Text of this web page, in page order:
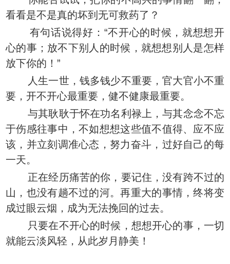
看看是不是真的坏到无可救药了？
有句话说得好：“不开心的时候，就想想开
心的事；放不下别人的时候，就想想别人是怎样
放下你的！”
人生一世，钱多钱少不重要，官大官小不重
要，开不开心最重要，健不健康最重要。
与其耿耿于怀在功名利禄上，与其念念不忘
于伤感往事中，不如想想这些值不值得、应不应
该，并立刻调准心态，努力奋斗，过好自己的每
一天。
正在经历痛苦的你，要记住，没有跨不过的
山，也没有趟不过的河。再重大的事情，终将变
成过眼云烟，成为无法挽回的过去。
只要在不开心的时候，想想开心的事，一切
就能云淡风轻，从此岁月静美！